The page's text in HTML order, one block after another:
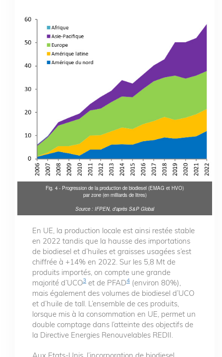
Fig. 4 - Progression de la production de biodiesel (EMAG et HVO)
par zone (en milliards de litres)
Source : IFPEN, d’après S&P Global
En UE, la production locale est ainsi restée stable
en 2022 tandis que la hausse des importations
de biodiesel et d’huiles et graisses usagées s’est
chiffrée à +14% en 2022. Sur les 5,8 Mt de
produits importés, on compte une grande
majorité d’UCO3 et de PFAD4 (environ 80%),
mais également des volumes de biodiesel d’UCO
et d’huile de tall. L’ensemble de ces produits,
lorsque mis à la consommation en UE, permet un
double comptage dans l’atteinte des objectifs de
la Directive Energies Renouvelables REDII.
Aux Etats-Unis, l’incorporation de biodiesel